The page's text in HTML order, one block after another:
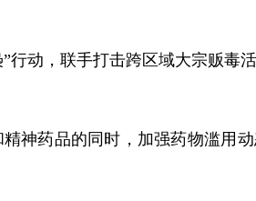
动，联手打击跨区域大宗贩毒
神药品的同时，加强药物滥用